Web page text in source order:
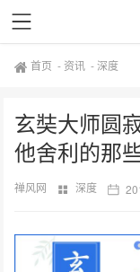
首页 - 资讯 -深度
玄奘大师圆
他舍利的那
禅风网 深度